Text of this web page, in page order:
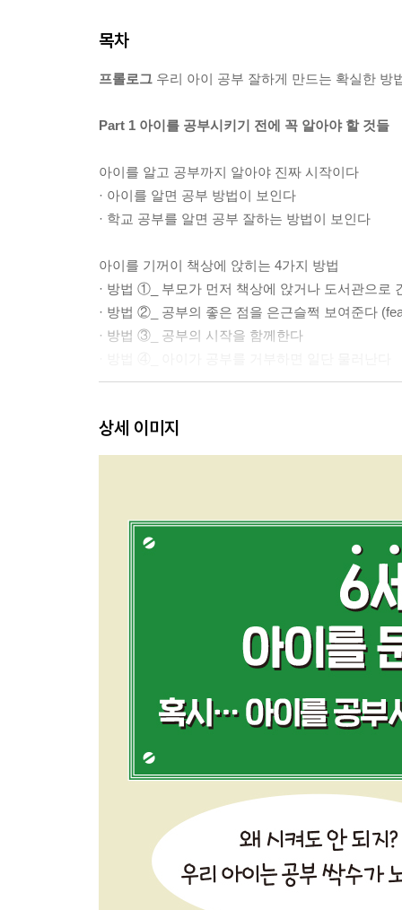
목차
프롤로그 우리 아이 공부 잘하게 만드는 확실한 방
Part 1 아이를 공부시키기 전에 꼭 알아야 할 것들
아이를 알고 공부까지 알아야 진짜 시작이다
· 아이를 알면 공부 방법이 보인다
· 학교 공부를 알면 공부 잘하는 방법이 보인다
아이를 기꺼이 책상에 앉히는 4가지 방법
· 방법 ①_ 부모가 먼저 책상에 앉거나 도서관으로
· 방법 ②_ 공부의 좋은 점을 은근슬쩍 보여준다
· 방법 ③_ 공부의 시작을 함께한다
· 전략 ①_ 일찍부터 공부시키지 않는다
· 전략 ②_ 공부 습관에 집착하지 않는다
Part 2 부모가 절대 놓쳐서는 안 될 3가지 공부 기
· 초등 시절 책 읽기가 아이의 문해력을 결정한다
· 학원이나 문제집보다 책을 선택해야 하는 이유
· 아이에게 책을 많이 읽히는 2단계 방법
공부 기본기 ② 연산력
· 연산력은 수학의 기본 도구이다
· 이해력, 사고력, 창의력보다 연산력에 집중해야
· 연산 연습, 얼마나 어떻게 해야 할까?
공부 기본기 ③ 체력
· 성적은 결국 머리가 아니라 체력 순이다
· 부모와 아이가 함께 걸으면 마법이 펼쳐진다
상세 이미지